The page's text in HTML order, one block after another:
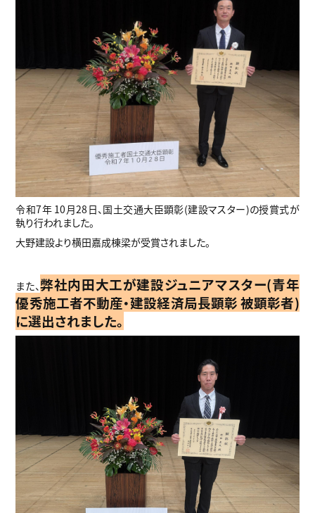
令和7年 10月28日、国土交通大臣顕彰(建設マスター)の授賞式が
執り行われました。
大野建設より横田嘉成棟梁が受賞されました。
また、弊社内田大工が建設ジュニアマスター(青年
優秀施工者不動産・建設経済局長顕彰 被顕彰者)
に選出されました。